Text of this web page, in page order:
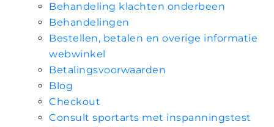
Behandeling klachten onderbeen
Behandelingen
Bestellen, betalen en overige informatie
webwinkel
Betalingsvoorwaarden
Blog
Checkout
Consult sportarts met inspanningstest